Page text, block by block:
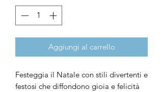
Aggiungi al carrello
Festeggia il Natale con stili divertenti e
festosi che diffondono gioia e felicità